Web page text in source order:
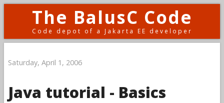
The BalusC Code
Code depot of a Jakarta EE developer
Saturday, April 1, 2006
Java tutorial - Basics